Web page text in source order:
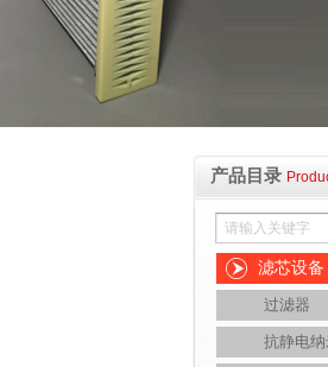
产品目录
滤芯设备
过滤器
抗静电